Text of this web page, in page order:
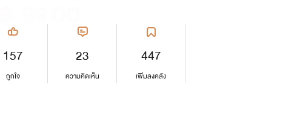
157
ถูกใจ
23
ความคิดเห็น
447
เพิ่มลงคลัง